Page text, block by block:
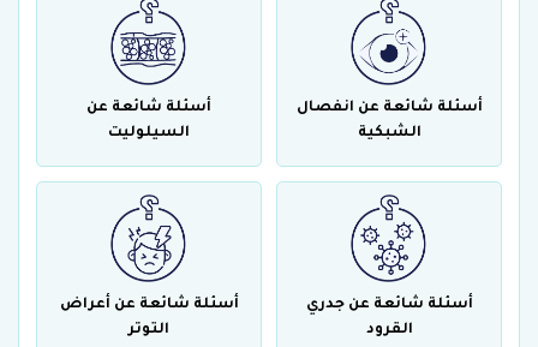
أسئلة شائعة عن انفصال
الشبكية
أسئلة شائعة عن
السيلوليت
أسئلة شائعة عن جدري
القرود
أسئلة شائعة عن أعراض
التوتر